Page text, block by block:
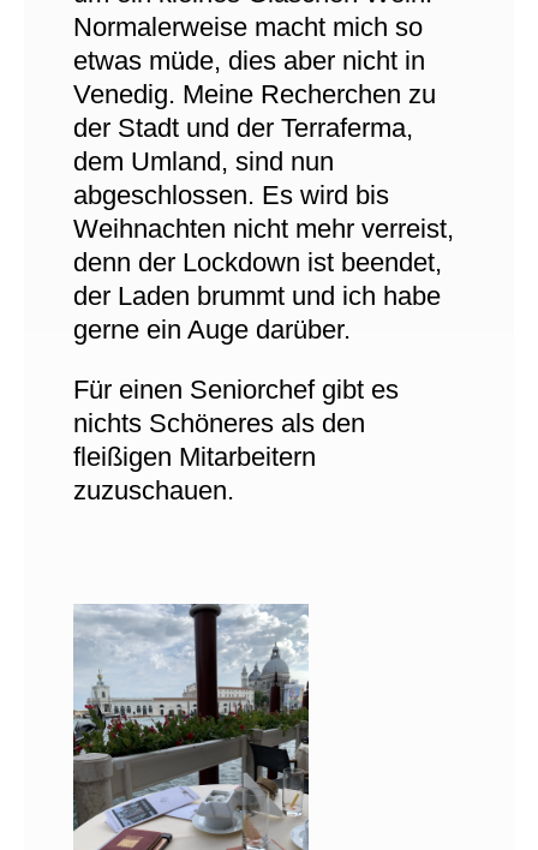
Normalerweise macht mich so
etwas müde, dies aber nicht in
Venedig. Meine Recherchen zu
der Stadt und der Terraferma,
dem Umland, sind nun
abgeschlossen. Es wird bis
Weihnachten nicht mehr verreist,
denn der Lockdown ist beendet,
der Laden brummt und ich habe
gerne ein Auge darüber.
Für einen Seniorchef gibt es
nichts Schöneres als den
fleißigen Mitarbeitern
zuzuschauen.